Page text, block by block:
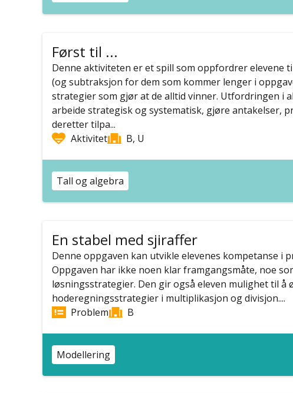
Først til ...
Denne aktiviteten er et spill som oppfordrer elevene
(og subtraksjon for dem som kommer lenger i
strategier som gjør at de alltid vinner. Utfordringen i
arbeide strategisk og systematisk, gjøre antakelser,
deretter tilpa...
Aktivitet
B, U
Tall og algebra
En stabel med sjiraffer
Denne oppgaven kan utvikle elevenes kompetanse i
Oppgaven har ikke noen klar framgangsmåte, noe
løsningsstrategier. Den gir også eleven mulighet til å
hoderegningsstrategier i multiplikasjon og divisjon....
Problem
B
Modellering